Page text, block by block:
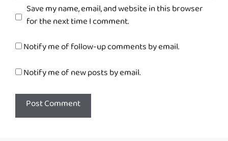
Save my name, email, and website in this browser
for the next time I comment.
Notify me of follow-up comments by email.
Notify me of new posts by email.